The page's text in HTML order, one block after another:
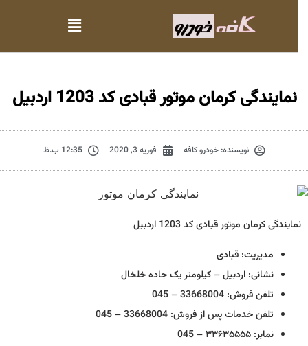
نمایندگی کرمان موتور قبادی کد 1203 اردبیل
نویسنده:خودرو کافه فوریه 3, 2020 12:35 ب.ظ
نمایندگی کرمان موتور قبادی کد 1203 اردبیل
مدیریت: قبادی
نشانی: اردبیل – کیلومتر یک جاده خلخال
تلفن فروش: 33668004 – 045
تلفن خدمات پس از فروش: 33668004 – 045
نمابر: ۳۳۶۳۵۵۵۵ – 045